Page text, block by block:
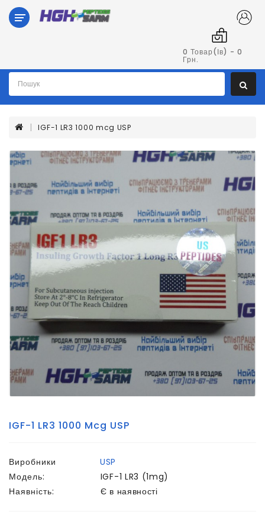
Категорії
Пептиди
0 Товар(ів) - 0
Грн.
IGF-1 LR3 1000 mcg USP
IGF-1 LR3 1000 Mcg USP
Виробники
USP
Модель:
IGF-1 LR3 (1mg)
Наявність:
Є в наявності